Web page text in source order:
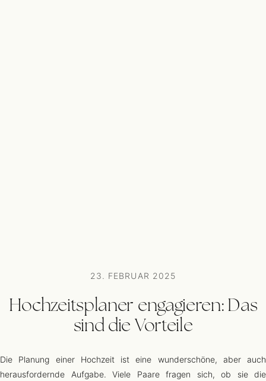
23. FEBRUAR 2025
Hochzeitsplaner engagieren: Das
sind die Vorteile
Die Planung einer Hochzeit ist eine wunderschöne, aber auch
herausfordernde Aufgabe. Viele Paare fragen sich, ob sie die